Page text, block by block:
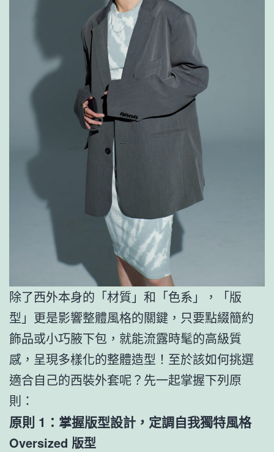
除了西外本身的「材質」和「色系」，「版
型」更是影響整體風格的關鍵，只要點綴簡約
飾品或小巧腋下包，就能流露時髦的高級質
感，呈現多樣化的整體造型！至於該如何挑選
適合自己的西裝外套呢？先一起掌握下列原
則：
原則 1：掌握版型設計，定調自我獨特風格
Oversized 版型